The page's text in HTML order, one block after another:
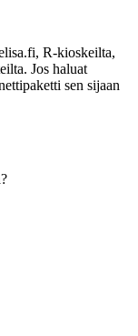
R-kioskeilta,
Jos haluat
sen sijaan